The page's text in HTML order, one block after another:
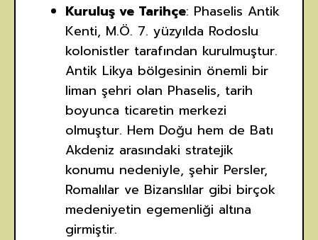
Kuruluş ve Tarihçe: Phaselis Antik
Kenti, M.Ö. 7. yüzyılda Rodoslu
kolonistler tarafından kurulmuştur.
Antik Likya bölgesinin önemli bir
liman şehri olan Phaselis, tarih
boyunca ticaretin merkezi
olmuştur. Hem Doğu hem de Batı
Akdeniz arasındaki stratejik
konumu nedeniyle, şehir Persler,
Romalılar ve Bizanslılar gibi birçok
medeniyetin egemenliği altına
girmiştir.